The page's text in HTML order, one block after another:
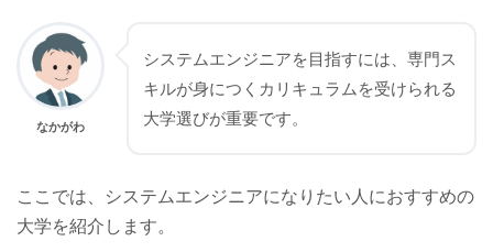
なかがわ
システムエンジニアを目指すには、専門ス
キルが身につくカリキュラムを受けられる
大学選びが重要です。
ここでは、システムエンジニアになりたい人におすすめの
大学を紹介します。